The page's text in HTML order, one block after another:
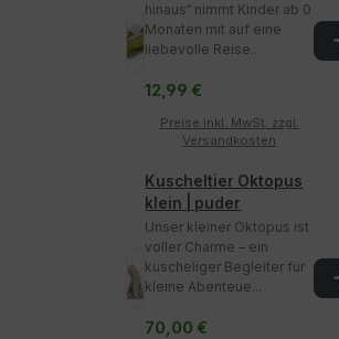
hinaus“ nimmt Kinder ab 0
Monaten mit auf eine
liebevolle Reise...
12,99 €
Preise inkl. MwSt. zzgl.
Versandkosten
Kuscheltier Oktopus
klein | puder
Unser kleiner Oktopus ist
voller Charme – ein
kuscheliger Begleiter für
kleine Abenteue...
70,00 €